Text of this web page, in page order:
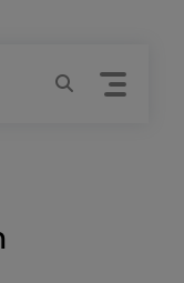
Menu
Zoeken